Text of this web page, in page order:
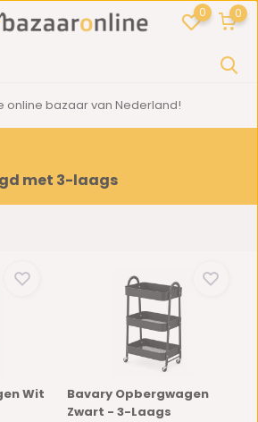
0 0
online bazaar van Nederland!
met 3-laags
Wit
Bavary Opbergwagen
Zwart - 3-Laags